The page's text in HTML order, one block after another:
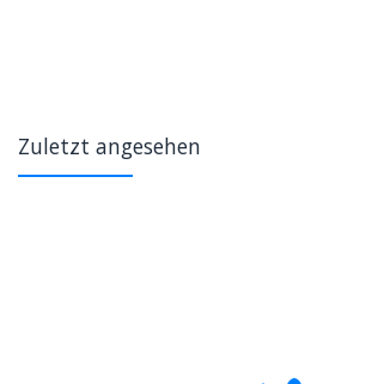
Zuletzt angesehen